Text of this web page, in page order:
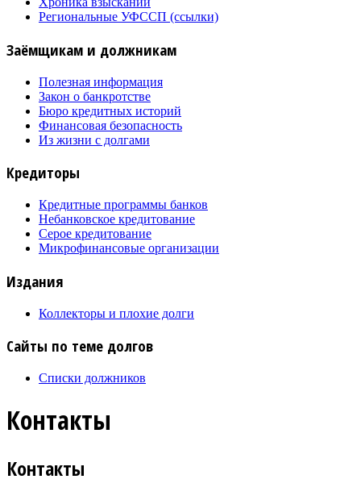
Региональные УФССП (ссылки)
Заёмщикам и должникам
Полезная информация
Закон о банкротстве
Бюро кредитных историй
Финансовая безопасность
Из жизни с долгами
Кредиторы
Кредитные программы банков
Небанковское кредитование
Серое кредитование
Микрофинансовые организации
Издания
Коллекторы и плохие долги
Сайты по теме долгов
Списки должников
Контакты
Контакты